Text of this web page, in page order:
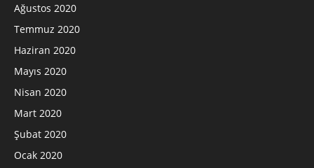
Ağustos 2020
Temmuz 2020
Haziran 2020
Mayıs 2020
Nisan 2020
Mart 2020
Şubat 2020
Ocak 2020